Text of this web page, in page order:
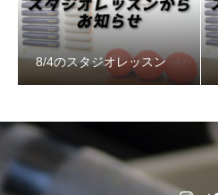
8/4のスタジオレッスン